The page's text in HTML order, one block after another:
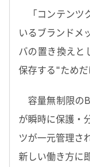
「コンテンツ
いるブランドメ
バの置き換えと
保存する"ためだ
容量無制限の
が瞬時に保護・
ツが一元管理さ
新しい働き方に